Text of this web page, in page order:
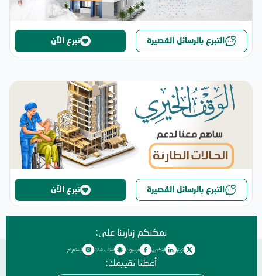
التبرع بالرسائل القصيرة تبرع الآن
التبرع بالرسائل القصيرة تبرع الآن
يمكنكم زيارتنا على:
تويتر لينكدين فيسبوك سناب شات انستغرام
أعطنا تقييمك: